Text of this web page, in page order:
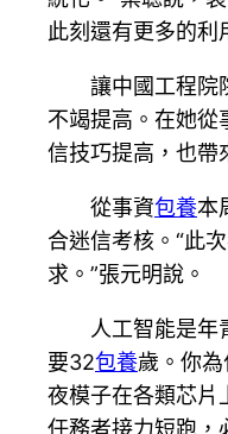
此刻還有更多的利
讓中國工程院
不竭提高。在她從
信技巧提高，也帶
從事資包養本
合迷信考核。“此
求。”張元明說。
人工智能是年
要32包養歲。你
夜模子在各類芯片
任務者接力短跑，